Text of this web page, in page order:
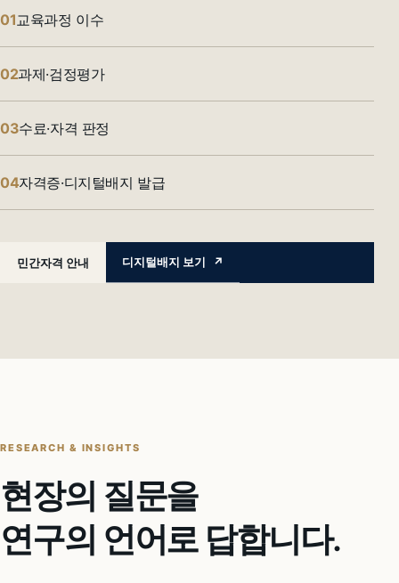
01교육과정 이수
02과제·검정평가
03수료·자격 판정
04자격증·디지털배지 발급
민간자격 안내 디지털배지 보기 ↗
RESEARCH & INSIGHTS
현장의 질문을
연구의 언어로 답합니다.